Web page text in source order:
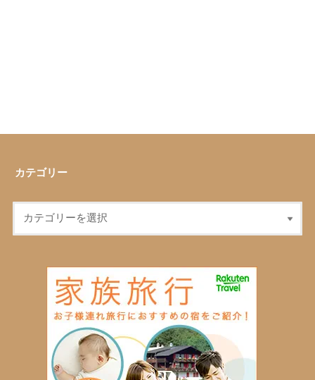
カテゴリー